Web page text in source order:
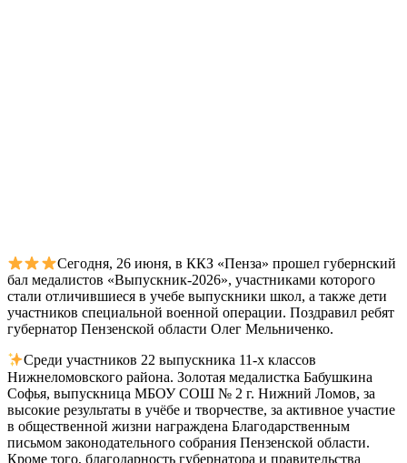
Сегодня, 26 июня, в ККЗ «Пенза» прошел губернский
бал медалистов «Выпускник-2026», участниками которого
стали отличившиеся в учебе выпускники школ, а также дети
участников специальной военной операции. Поздравил ребят
губернатор Пензенской области Олег Мельниченко.
Среди участников 22 выпускника 11-х классов
Нижнеломовского района. Золотая медалистка Бабушкина
Софья, выпускница МБОУ СОШ № 2 г. Нижний Ломов, за
высокие результаты в учёбе и творчестве, за активное участие
в общественной жизни награждена Благодарственным
письмом законодательного собрания Пензенской области.
Кроме того, благодарность губернатора и правительства